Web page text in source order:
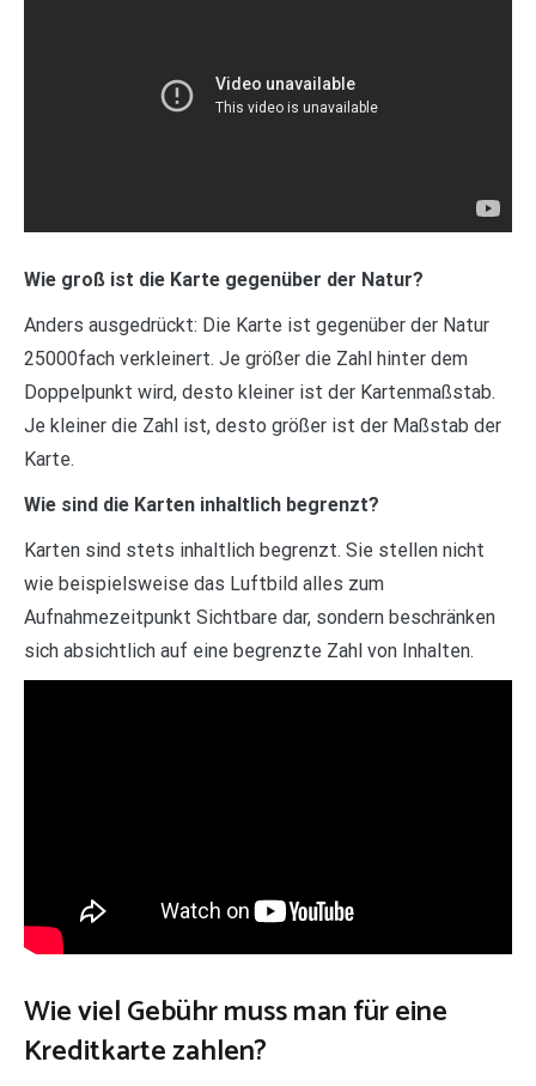
Wie groß ist die Karte gegenüber der Natur?
Anders ausgedrückt: Die Karte ist gegenüber der Natur
25000fach verkleinert. Je größer die Zahl hinter dem
Doppelpunkt wird, desto kleiner ist der Kartenmaßstab.
Je kleiner die Zahl ist, desto größer ist der Maßstab der
Karte.
Wie sind die Karten inhaltlich begrenzt?
Karten sind stets inhaltlich begrenzt. Sie stellen nicht
wie beispielsweise das Luftbild alles zum
Aufnahmezeitpunkt Sichtbare dar, sondern beschränken
sich absichtlich auf eine begrenzte Zahl von Inhalten.
Wie viel Gebühr muss man für eine
Kreditkarte zahlen?